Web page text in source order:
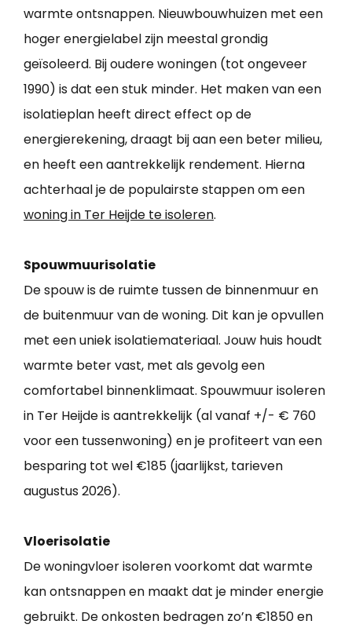
warmte ontsnappen. Nieuwbouwhuizen met een
hoger energielabel zijn meestal grondig
geïsoleerd. Bij oudere woningen (tot ongeveer
1990) is dat een stuk minder. Het maken van een
isolatieplan heeft direct effect op de
energierekening, draagt bij aan een beter milieu,
en heeft een aantrekkelijk rendement. Hierna
achterhaal je de populairste stappen om een
woning in Ter Heijde te isoleren.
Spouwmuurisolatie
De spouw is de ruimte tussen de binnenmuur en
de buitenmuur van de woning. Dit kan je opvullen
met een uniek isolatiemateriaal. Jouw huis houdt
warmte beter vast, met als gevolg een
comfortabel binnenklimaat. Spouwmuur isoleren
in Ter Heijde is aantrekkelijk (al vanaf +/- € 760
voor een tussenwoning) en je profiteert van een
besparing tot wel €185 (jaarlijkst, tarieven
augustus 2026).
Vloerisolatie
De woningvloer isoleren voorkomt dat warmte
kan ontsnappen en maakt dat je minder energie
gebruikt. De onkosten bedragen zo’n €1850 en